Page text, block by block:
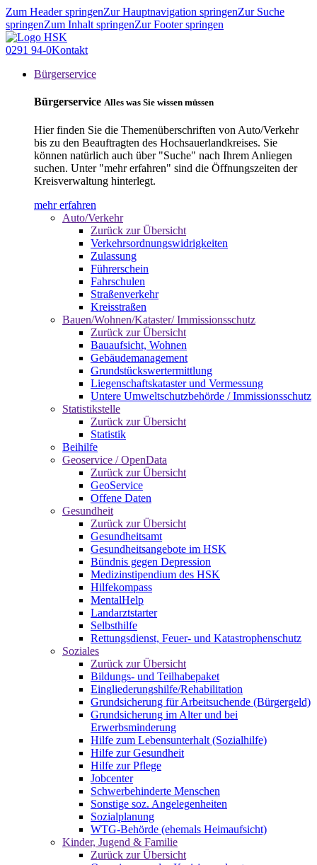
Zum Header springenZur Hauptnavigation springenZur Suche
springenZum Inhalt springenZur Footer springen
0291 94-0Kontakt
Bürgerservice
Bürgerservice Alles was Sie wissen müssen
Hier finden Sie die Themenüberschriften von Auto/Verkehr
bis zu den Beauftragten des Hochsauerlandkreises. Sie
können natürlich auch über "Suche" nach Ihrem Anliegen
suchen. Unter "mehr erfahren" sind die Öffnungszeiten der
Kreisverwaltung hinterlegt.
mehr erfahren
Auto/Verkehr
Zurück zur Übersicht
Verkehrsordnungswidrigkeiten
Zulassung
Führerschein
Fahrschulen
Straßenverkehr
Kreisstraßen
Bauen/Wohnen/Kataster/ Immissionsschutz
Zurück zur Übersicht
Bauaufsicht, Wohnen
Gebäudemanagement
Grundstückswertermittlung
Liegenschaftskataster und Vermessung
Untere Umweltschutzbehörde / Immissionsschutz
Statistikstelle
Zurück zur Übersicht
Statistik
Beihilfe
Geoservice / OpenData
Zurück zur Übersicht
GeoService
Offene Daten
Gesundheit
Zurück zur Übersicht
Gesundheitsamt
Gesundheitsangebote im HSK
Bündnis gegen Depression
Medizinstipendium des HSK
Hilfekompass
MentalHelp
Landarztstarter
Selbsthilfe
Rettungsdienst, Feuer- und Katastrophenschutz
Soziales
Zurück zur Übersicht
Bildungs- und Teilhabepaket
Eingliederungshilfe/Rehabilitation
Grundsicherung für Arbeitsuchende (Bürgergeld)
Grundsicherung im Alter und bei
Erwerbsminderung
Hilfe zum Lebensunterhalt (Sozialhilfe)
Hilfe zur Gesundheit
Hilfe zur Pflege
Jobcenter
Schwerbehinderte Menschen
Sonstige soz. Angelegenheiten
Sozialplanung
WTG-Behörde (ehemals Heimaufsicht)
Kinder, Jugend & Familie
Zurück zur Übersicht